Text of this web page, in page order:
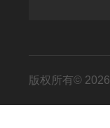
版权所有©